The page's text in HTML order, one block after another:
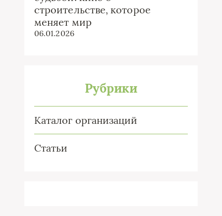
строительстве, которое
меняет мир
06.01.2026
Рубрики
Каталог организаций
Статьи